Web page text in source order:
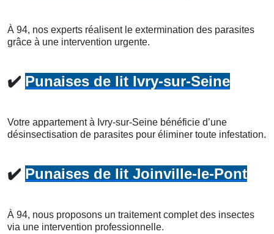
À 94, nos experts réalisent le extermination des parasites
grâce à une intervention urgente.
✔️ Punaises de lit Ivry-sur-Seine
Votre appartement à Ivry-sur-Seine bénéficie d’une
désinsectisation de parasites pour éliminer toute infestation.
✔️ Punaises de lit Joinville-le-Pont
À 94, nous proposons un traitement complet des insectes
via une intervention professionnelle.